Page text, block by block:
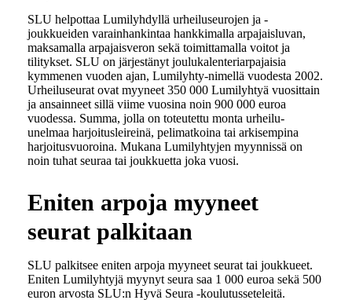
SLU helpottaa Lumilyhdyllä urheiluseurojen ja -
joukkueiden varainhankintaa hankkimalla arpajaisluvan,
maksamalla arpajaisveron sekä toimittamalla voitot ja
tilitykset. SLU on järjestänyt joulukalenteriarpajaisia
kymmenen vuoden ajan, Lumilyhty-nimellä vuodesta 2002.
Urheiluseurat ovat myyneet 350 000 Lumilyhtyä vuosittain
ja ansainneet sillä viime vuosina noin 900 000 euroa
vuodessa. Summa, jolla on toteutettu monta urheilu-
unelmaa harjoitusleireinä, pelimatkoina tai arkisempina
harjoitusvuoroina. Mukana Lumilyhtyjen myynnissä on
noin tuhat seuraa tai joukkuetta joka vuosi.
Eniten arpoja myyneet
seurat palkitaan
SLU palkitsee eniten arpoja myyneet seurat tai joukkueet.
Eniten Lumilyhtyjä myynyt seura saa 1 000 euroa sekä 500
euron arvosta SLU:n Hyvä Seura -koulutusseteleitä.